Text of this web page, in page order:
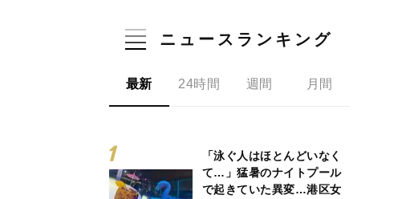
れるのはずっと疑問だった」計8年の塀の中暮らしで受けた理不尽な仕打ちの
ニュースランキング
最新 24時間 週間 月間
「泳ぐ人はほとんどいなく
て…」猛暑のナイトプール
で起きていた異変…港区女